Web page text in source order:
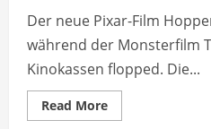
Der neue Pixar-Film
während der Monsterfilm
Kinokassen flopped. Die...
Read MoreRead
more